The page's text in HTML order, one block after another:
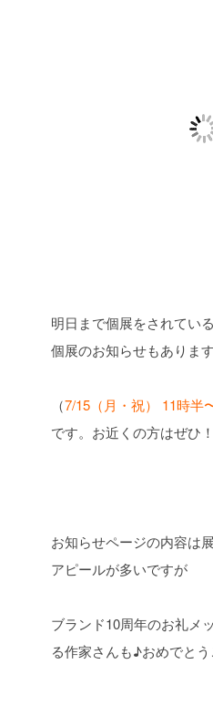
明日まで個展をされてい
個展のお知らせもありま
（7/15（月・祝） 11時半
です。お近くの方はぜひ！
お知らせページの内容は
アピールが多いですが
ブランド10周年のお礼メ
る作家さんも♪おめでとう